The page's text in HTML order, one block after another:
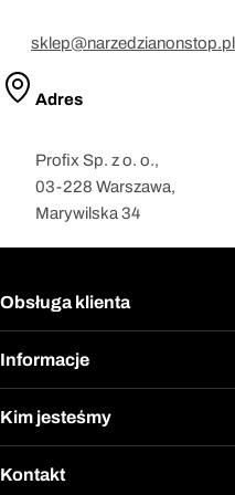
sklep@narzedzianonstop.pl
Adres
Profix Sp. z o. o.,
03-228 Warszawa,
Marywilska 34
Obsługa klienta
Informacje
Kim jesteśmy
Kontakt